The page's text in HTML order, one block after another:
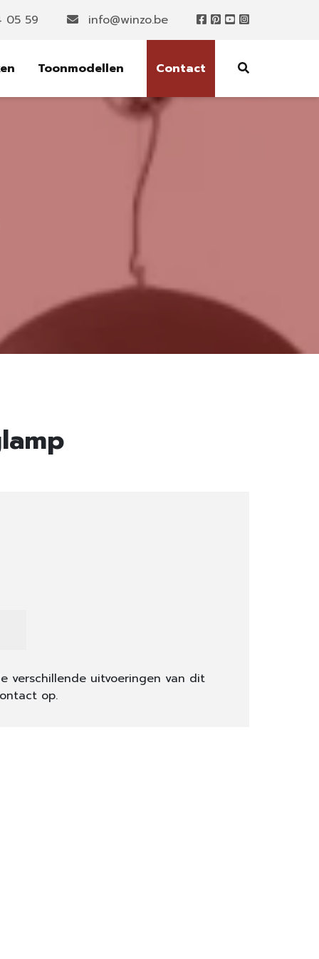
05 59 info@winzo.be
Toonmodellen Contact
verschillende uitvoeringen van dit
op.